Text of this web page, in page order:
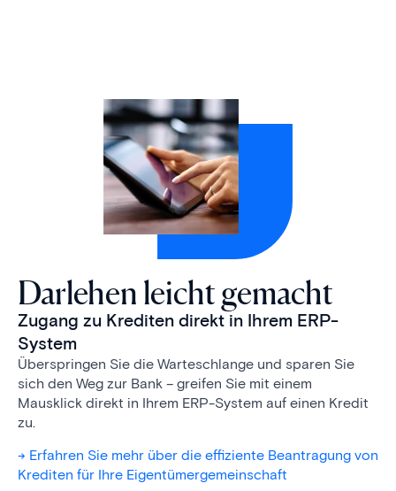
Darlehen leicht gemacht
Zugang zu Krediten direkt in Ihrem ERP-
System
Überspringen Sie die Warteschlange und sparen Sie
sich den Weg zur Bank – greifen Sie mit einem
Mausklick direkt in Ihrem ERP-System auf einen Kredit
zu.
-> Erfahren Sie mehr über die effiziente Beantragung von
Krediten für Ihre Eigentümergemeinschaft